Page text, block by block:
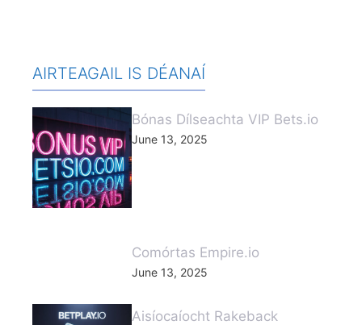
AIRTEAGAIL IS DÉANAÍ
Bónas Dílseachta VIP Bets.io
June 13, 2025
Comórtas Empire.io
June 13, 2025
Aisíocaíocht Rakeback